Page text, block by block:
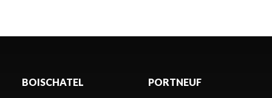
BOISCHATEL PORTNEUF